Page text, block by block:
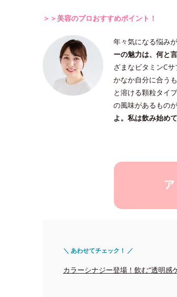
＞＞美容のプロおすすめポイント！
年々気になる悩み
ーの魅力は、何と
ざまなビタミンC
かなか自分に合う
と溶ける顆粒タイ
の風味があるもの
よ。私は飲み始め
＼ あわせてチェック！ ／
カラーシナジー登場！飲む“透明感